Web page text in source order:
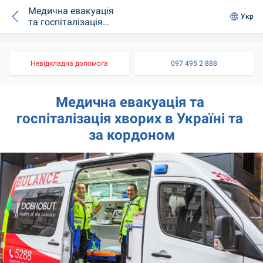
Медична евакуація
та госпіталізація
хворих в Україні та
Укр
Невідкладна допомога 097 495 2 888
Медична евакуація та
госпіталізація хворих в Україні та
за кордоном